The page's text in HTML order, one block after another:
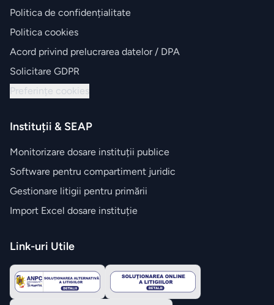
Politica de confidențialitate
Politica cookies
Acord privind prelucrarea datelor / DPA
Solicitare GDPR
Preferințe cookies
Instituții & SEAP
Monitorizare dosare instituții publice
Software pentru compartiment juridic
Gestionare litigii pentru primării
Import Excel dosare instituție
Link-uri Utile